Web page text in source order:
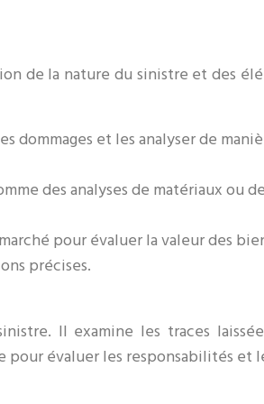
de la nature du sinistre et des
dommages et les analyser de
des analyses de matériaux ou
pour évaluer la valeur des
précises.
Il examine les traces
évaluer les responsabilités et